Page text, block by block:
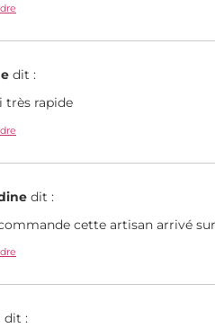
dit :
très rapide
dit :
cette artisan arrivé
dit :